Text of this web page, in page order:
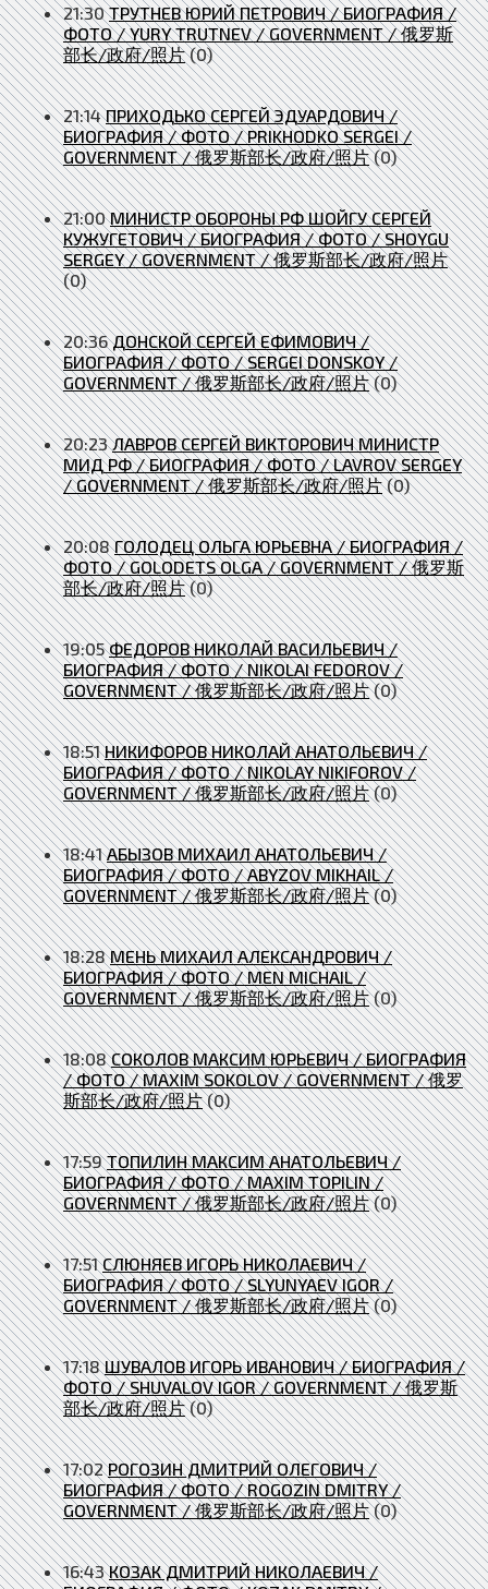
21:30 ТРУТНЕВ ЮРИЙ ПЕТРОВИЧ / БИОГРАФИЯ /
ФОТО / YURY TRUTNEV / GOVERNMENT / 俄罗斯
部长/政府/照片 (0)
21:14 ПРИХОДЬКО СЕРГЕЙ ЭДУАРДОВИЧ /
БИОГРАФИЯ / ФОТО / PRIKHODKO SERGEI /
GOVERNMENT / 俄罗斯部长/政府/照片 (0)
21:00 МИНИСТР ОБОРОНЫ РФ ШОЙГУ СЕРГЕЙ
КУЖУГЕТОВИЧ / БИОГРАФИЯ / ФОТО / SHOYGU
SERGEY / GOVERNMENT / 俄罗斯部长/政府/照片
(0)
20:36 ДОНСКОЙ СЕРГЕЙ ЕФИМОВИЧ /
БИОГРАФИЯ / ФОТО / SERGEI DONSKOY /
GOVERNMENT / 俄罗斯部长/政府/照片 (0)
20:23 ЛАВРОВ СЕРГЕЙ ВИКТОРОВИЧ МИНИСТР
МИД РФ / БИОГРАФИЯ / ФОТО / LAVROV SERGEY
/ GOVERNMENT / 俄罗斯部长/政府/照片 (0)
20:08 ГОЛОДЕЦ ОЛЬГА ЮРЬЕВНА / БИОГРАФИЯ /
ФОТО / GOLODETS OLGA / GOVERNMENT / 俄罗斯
部长/政府/照片 (0)
19:05 ФЕДОРОВ НИКОЛАЙ ВАСИЛЬЕВИЧ /
БИОГРАФИЯ / ФОТО / NIKOLAI FEDOROV /
GOVERNMENT / 俄罗斯部长/政府/照片 (0)
18:51 НИКИФОРОВ НИКОЛАЙ АНАТОЛЬЕВИЧ /
БИОГРАФИЯ / ФОТО / NIKOLAY NIKIFOROV /
GOVERNMENT / 俄罗斯部长/政府/照片 (0)
18:41 АБЫЗОВ МИХАИЛ АНАТОЛЬЕВИЧ /
БИОГРАФИЯ / ФОТО / ABYZOV MIKHAIL /
GOVERNMENT / 俄罗斯部长/政府/照片 (0)
18:28 МЕНЬ МИХАИЛ АЛЕКСАНДРОВИЧ /
БИОГРАФИЯ / ФОТО / MEN MICHAIL /
GOVERNMENT / 俄罗斯部长/政府/照片 (0)
18:08 СОКОЛОВ МАКСИМ ЮРЬЕВИЧ / БИОГРАФИЯ
/ ФОТО / MAXIM SOKOLOV / GOVERNMENT / 俄罗
斯部长/政府/照片 (0)
17:59 ТОПИЛИН МАКСИМ АНАТОЛЬЕВИЧ /
БИОГРАФИЯ / ФОТО / MAXIM TOPILIN /
GOVERNMENT / 俄罗斯部长/政府/照片 (0)
17:51 СЛЮНЯЕВ ИГОРЬ НИКОЛАЕВИЧ /
БИОГРАФИЯ / ФОТО / SLYUNYAEV IGOR /
GOVERNMENT / 俄罗斯部长/政府/照片 (0)
17:18 ШУВАЛОВ ИГОРЬ ИВАНОВИЧ / БИОГРАФИЯ /
ФОТО / SHUVALOV IGOR / GOVERNMENT / 俄罗斯
部长/政府/照片 (0)
17:02 РОГОЗИН ДМИТРИЙ ОЛЕГОВИЧ /
БИОГРАФИЯ / ФОТО / ROGOZIN DMITRY /
GOVERNMENT / 俄罗斯部长/政府/照片 (0)
16:43 КОЗАК ДМИТРИЙ НИКОЛАЕВИЧ /